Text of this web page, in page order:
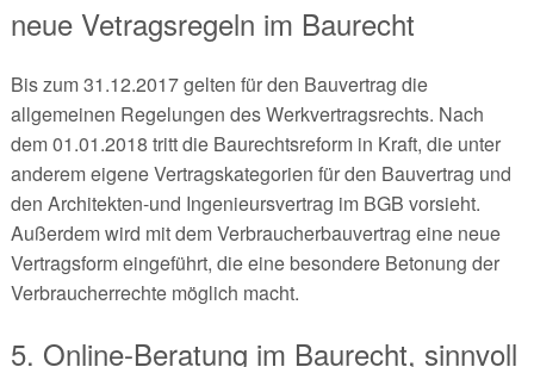
neue Vetragsregeln im Baurecht
Bis zum 31.12.2017 gelten für den Bauvertrag die
allgemeinen Regelungen des Werkvertragsrechts. Nach
dem 01.01.2018 tritt die Baurechtsreform in Kraft, die unter
anderem eigene Vertragskategorien für den Bauvertrag und
den Architekten-und Ingenieursvertrag im BGB vorsieht.
Außerdem wird mit dem Verbraucherbauvertrag eine neue
Vertragsform eingeführt, die eine besondere Betonung der
Verbraucherrechte möglich macht.
5. Online-Beratung im Baurecht, sinnvoll